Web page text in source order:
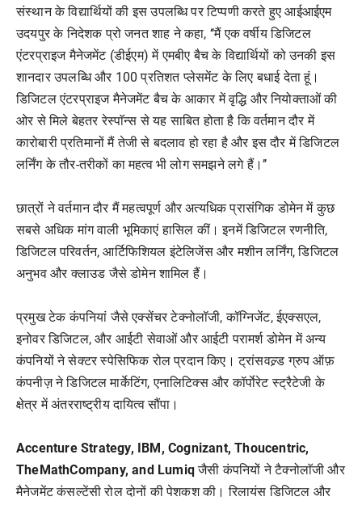
संस्थान के विद्यार्थियों की इस उपलब्धि पर टिप्पणी करते हुए आईआईएम
उदयपुर के निदेशक प्रो जनत शाह ने कहा, ‘‘मैं एक वर्षीय डिजिटल
एंटरप्राइज मैनेजमेंट (डीईएम) में एमबीए बैच के विद्यार्थियों को उनकी इस
शानदार उपलब्धि और 100 प्रतिशत प्लेसमेंट के लिए बधाई देता हूं।
डिजिटल एंटरप्राइज मैनेजमेंट बैच के आकार में वृद्धि और नियोक्ताओं की
ओर से मिले बेहतर रेस्पाॅन्स से यह साबित होता है कि वर्तमान दौर में
कारोबारी प्रतिमानों मैं तेजी से बदलाव हो रहा है और इस दौर में डिजिटल
लर्निंग के तौर-तरीकों का महत्व भी लोग समझने लगे हैं।’’
छात्रों ने वर्तमान दौर मैं महत्वपूर्ण और अत्यधिक प्रासंगिक डोमेन में कुछ
सबसे अधिक मांग वाली भूमिकाएं हासिल कीं। इनमें डिजिटल रणनीति,
डिजिटल परिवर्तन, आर्टिफिशियल इंटेलिजेंस और मशीन लर्निंग, डिजिटल
अनुभव और क्लाउड जैसे डोमेन शामिल हैं।
प्रमुख टेक कंपनियां जैसे एक्सेंचर टेक्नोलॉजी, कॉग्निजेंट, ईएक्सएल,
इनोवर डिजिटल, और आईटी सेवाओं और आईटी परामर्श डोमेन में अन्य
कंपनियों ने सेक्टर स्पेसिफिक रोल प्रदान किए। ट्रांसवल्र्ड ग्रुप ऑफ़
कंपनीज़ ने डिजिटल मार्केटिंग, एनालिटिक्स और कॉर्पाेरेट स्ट्रैटेजी के
क्षेत्र में अंतरराष्ट्रीय दायित्व सौंपा।
Accenture Strategy, IBM, Cognizant, Thoucentric,
TheMathCompany, and Lumiqजैसी कंपनियों ने टैक्नोलाॅजी और
मैनेजमेंट कंसल्टेंसी रोल दोनों की पेशकश की। रिलायंस डिजिटल और